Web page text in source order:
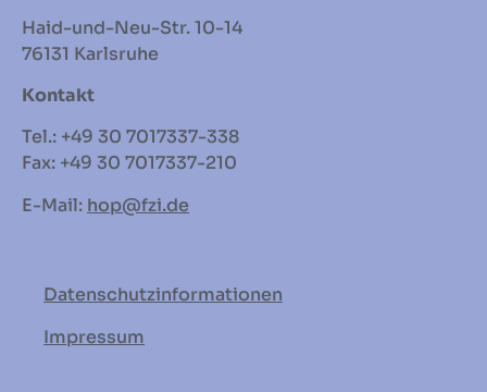
Haid-und-Neu-Str. 10-14
76131 Karlsruhe
Kontakt
Tel.: +49 30 7017337-338
Fax: +49 30 7017337-210
E-Mail: hop@fzi.de
Datenschutzinformationen
Impressum